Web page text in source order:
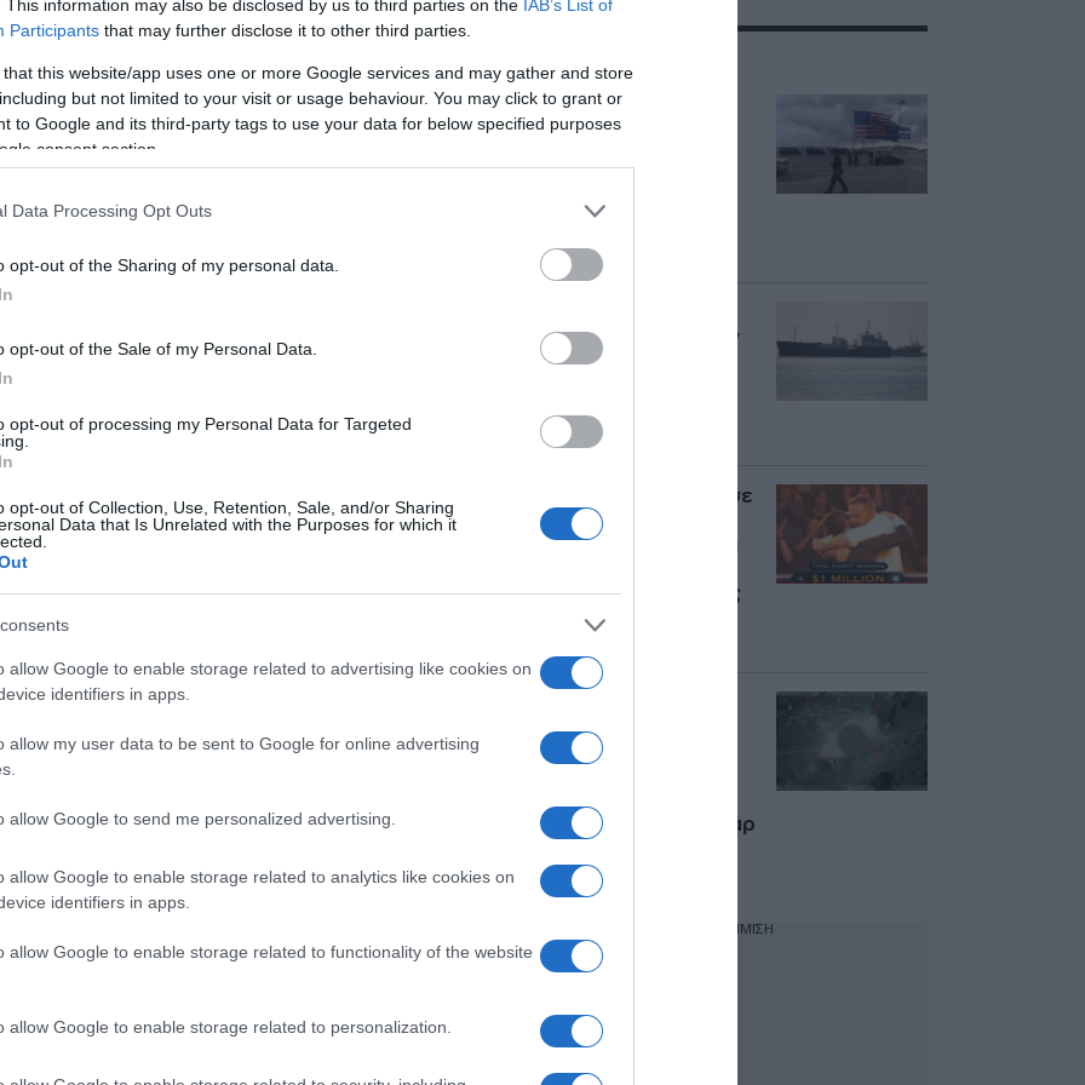
This information may also be disclosed by us to third parties on the IAB’s List of
Participants that may further disclose it to other third parties.
that this website/app uses one or more Google services and may gather and store
but not limited to your visit or usage behaviour. You may click to grant or
to Google and its third-party tags to use your data for below specified purposes
consent section.
Data Processing Opt Outs
opt-out of the Sharing of my personal data.
opt-out of the Sale of my Personal Data.
opt-out of processing my Personal Data for Targeted
opt-out of Collection, Use, Retention, Sale, and/or Sharing
Data that Is Unrelated with the Purposes for which it
allow Google to enable storage related to advertising like cookies on
identifiers in apps.
allow my user data to be sent to Google for online advertising
allow Google to send me personalized advertising.
allow Google to enable storage related to analytics like cookies on
identifiers in apps.
allow Google to enable storage related to functionality of the website
allow Google to enable storage related to personalization.
ναυτικού των Φρουρών της
που διενήργησαν σήμερα οι ΗΠΑ
της χώρας, σύμφωνα με το κρατικό
Ρεζά Χαζινί, επλήγη από θραύσματα
εχθρικά drones” στη Μαχσάχρ,
μετέδωσε το Irna, επικαλούμενο
στρατού της Ισλαμικής
στις συνομιλίες ανάμεσα στο
τα πλήγματα που
το Μπαχρέιν, σε ανταπόδοση των
και κάλεσε να υπάρξει
ΗΠΑ: Επιβράδυνση
των προσλήψεων
Δημιουργήθηκαν
εργασίας
συμφωνία ΗΠΑ, Ιράν
και Ομάν για το
όροι συζητούνται
Μπεν Άφλεκ: Κέρδισε
1 εκατ. δολάρια στο
“Ποιος θέλει να γίνει
Δείτε βίντεο με τους
πανηγυρισμούς του
Αντίποινα των ΗΠΑ
στο Ιράν με
Εκρήξεις σε Μπαντάρ
Κεσμ
ΔΙΑΦΗΜΙΣΗ